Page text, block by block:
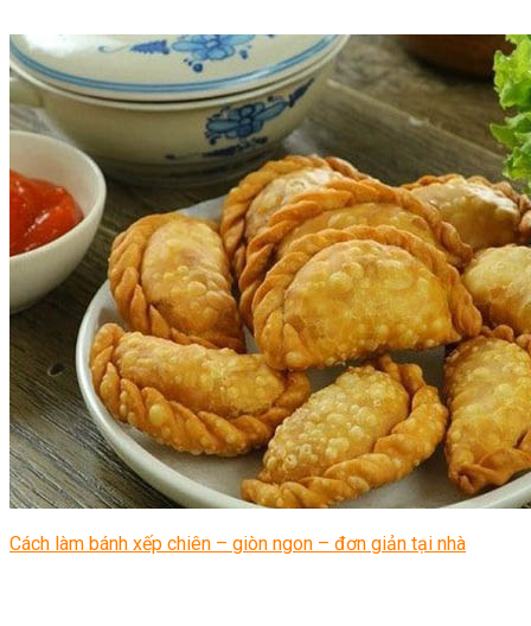
Cách làm bánh xếp chiên – giòn ngon – đơn giản tại nhà